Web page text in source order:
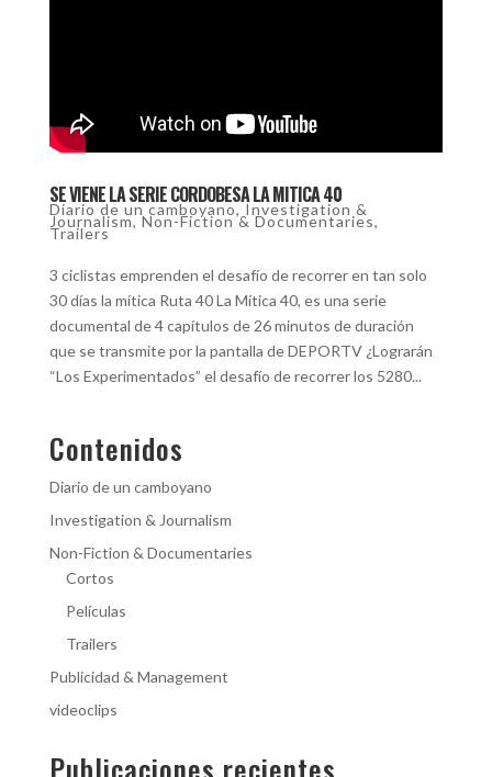
SE VIENE LA SERIE CORDOBESA LA MITICA 40
Diario de un camboyano, Investigation &
Journalism,Non-Fiction & Documentaries,
Trailers
3 ciclistas emprenden el desafío de recorrer en tan solo
30 días la mítica Ruta 40 La Mítica 40, es una serie
documental de 4 capítulos de 26 minutos de duración
que se transmite por la pantalla de DEPORTV ¿Lograrán
“Los Experimentados” el desafío de recorrer los 5280...
Contenidos
Diario de un camboyano
Investigation & Journalism
Non-Fiction & Documentaries
Cortos
Películas
Trailers
Publicidad & Management
videoclips
Publicaciones recientes